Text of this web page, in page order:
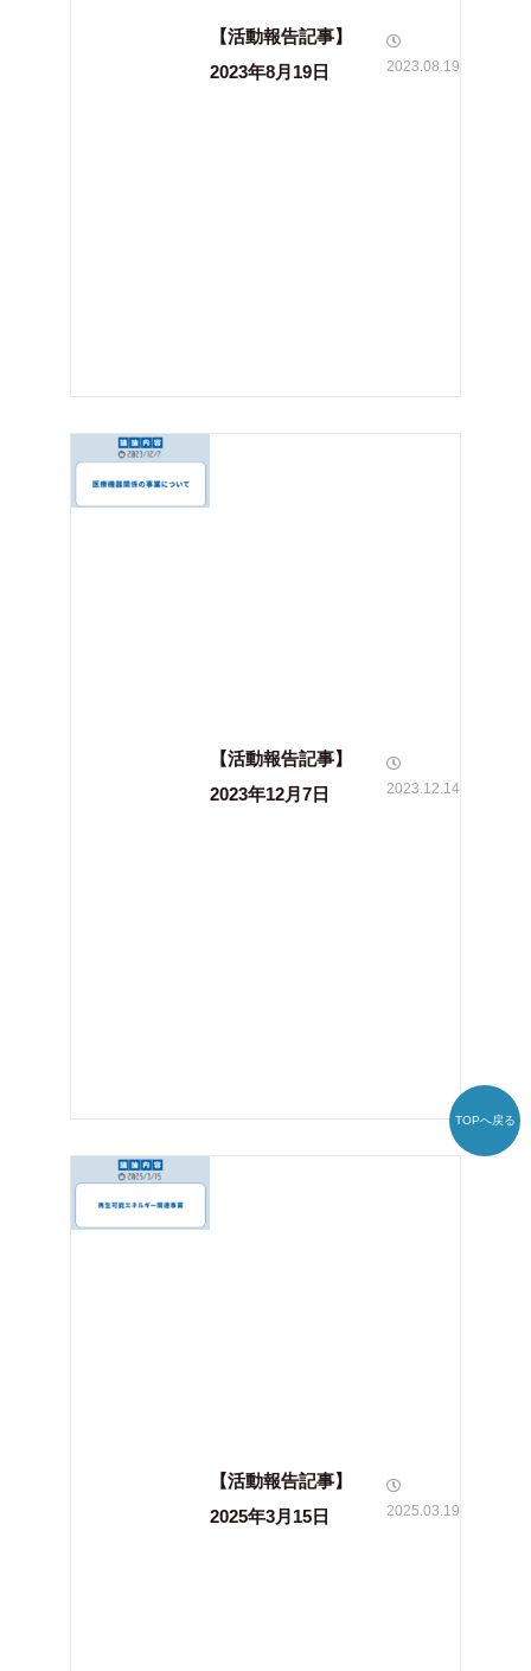
【活動報告記事】
2023年8月19日
2023.08.19
【活動報告記事】
2023年12月7日
2023.12.14
【活動報告記事】
2025年3月15日
2025.03.19
TOPへ戻る